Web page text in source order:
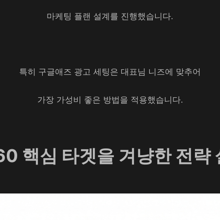
마케팅 플랜 설계를 진행했습니다.
특히 구글애즈 광고 세팅은 대표님 니즈에 맞추어
가장 가성비 좋은 방법을 적용했습니다.
핵심 타겟을 겨냥한 전략